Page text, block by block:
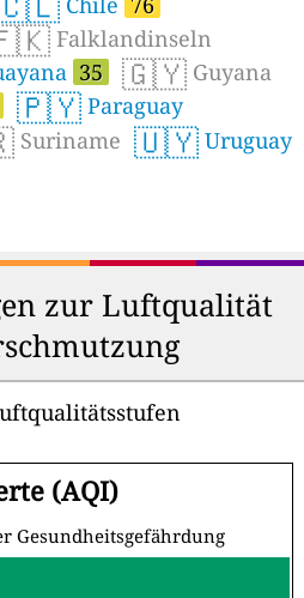
Falklandinseln
35 🇬🇾 Guyana
🇵🇾 Paraguay
Suriname 🇺🇾 Uruguay
zur Luftqualität
(AQI)
Gesundheitsgefährdung